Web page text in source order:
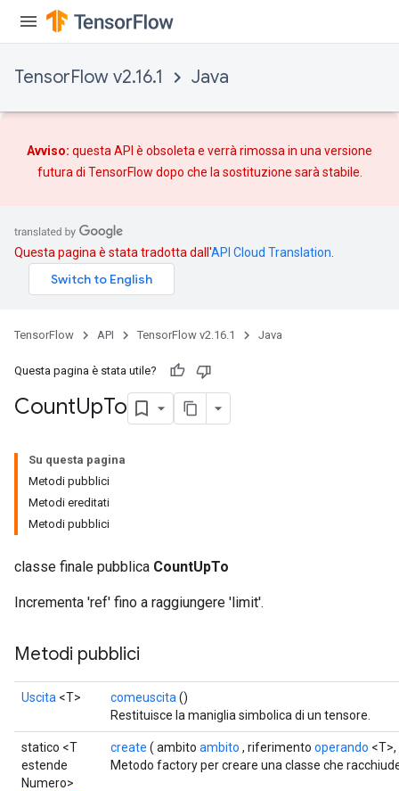
TensorFlow v2.16.1 Java
Avviso: questa API è obsoleta e verrà rimossa in una versione
futura di TensorFlow dopo che la sostituzione sarà stabile.
Questa pagina è stata tradotta dall'API Cloud Translation
TensorFlow API TensorFlow v2.16.1 Java
Questa pagina è stata utile?
CountUpTo
Su questa pagina
Metodi pubblici
Metodi ereditati
Metodi pubblici
classe finale pubblica CountUpTo
Incrementa 'ref' fino a raggiungere 'limit'.
Metodi pubblici
Uscita <T> comeuscita ()
Restituisce la maniglia simbolica di un tensore.
statico <T
estende
Numero>
create ( ambito ambito , riferimento operando
Metodo factory per creare una classe che